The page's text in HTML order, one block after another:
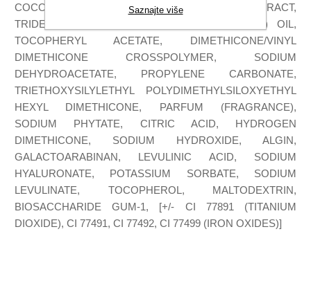
COCOS NUCIFERA (COCONUT) FRUIT EXTRACT,
TRIDECANE, PERSEA GRATISSIMA (AVOCADO) OIL,
TOCOPHERYL ACETATE, DIMETHICONE/VINYL
DIMETHICONE CROSSPOLYMER, SODIUM
DEHYDROACETATE, PROPYLENE CARBONATE,
TRIETHOXYSILYLETHYL POLYDIMETHYLSILOXYETHYL
HEXYL DIMETHICONE, PARFUM (FRAGRANCE),
SODIUM PHYTATE, CITRIC ACID, HYDROGEN
DIMETHICONE, SODIUM HYDROXIDE, ALGIN,
GALACTOARABINAN, LEVULINIC ACID, SODIUM
HYALURONATE, POTASSIUM SORBATE, SODIUM
LEVULINATE, TOCOPHEROL, MALTODEXTRIN,
BIOSACCHARIDE GUM-1, [+/- CI 77891 (TITANIUM
DIOXIDE), CI 77491, CI 77492, CI 77499 (IRON OXIDES)]
Saznajte više